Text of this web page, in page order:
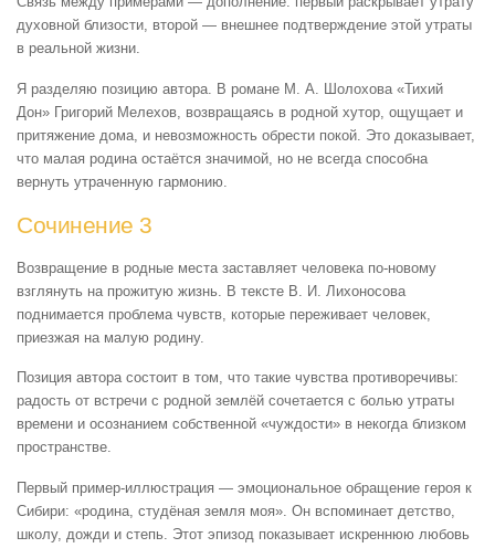
духовной близости, второй — внешнее подтверждение этой утраты
в реальной жизни.
Я разделяю позицию автора. В романе М. А. Шолохова «Тихий
Дон» Григорий Мелехов, возвращаясь в родной хутор, ощущает и
притяжение дома, и невозможность обрести покой. Это доказывает,
что малая родина остаётся значимой, но не всегда способна
вернуть утраченную гармонию.
Сочинение 3
Возвращение в родные места заставляет человека по-новому
взглянуть на прожитую жизнь. В тексте В. И. Лихоносова
поднимается проблема чувств, которые переживает человек,
приезжая на малую родину.
Позиция автора состоит в том, что такие чувства противоречивы:
радость от встречи с родной землёй сочетается с болью утраты
времени и осознанием собственной «чуждости» в некогда близком
пространстве.
Первый пример-иллюстрация — эмоциональное обращение героя к
Сибири: «родина, студёная земля моя». Он вспоминает детство,
школу, дожди и степь. Этот эпизод показывает искреннюю любовь